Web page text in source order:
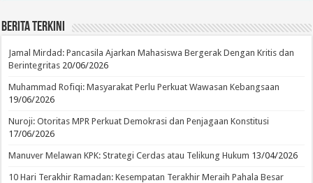
Berita Terkini
Jamal Mirdad: Pancasila Ajarkan Mahasiswa Bergerak Dengan Kritis dan
Berintegritas 20/06/2026
Muhammad Rofiqi: Masyarakat Perlu Perkuat Wawasan Kebangsaan
19/06/2026
Nuroji: Otoritas MPR Perkuat Demokrasi dan Penjagaan Konstitusi
17/06/2026
Manuver Melawan KPK: Strategi Cerdas atau Telikung Hukum 13/04/2026
10 Hari Terakhir Ramadan: Kesempatan Terakhir Meraih Pahala Besar